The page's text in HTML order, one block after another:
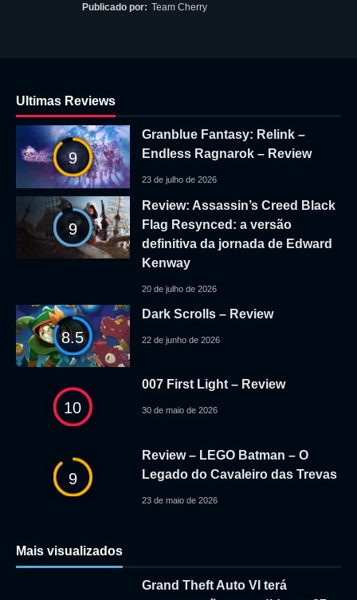
Publicado por: Team Cherry
Ultimas Reviews
9
Granblue Fantasy: Relink –
Endless Ragnarok – Review
23 de julho de 2026
9
Review: Assassin’s Creed Black
Flag Resynced: a versão
definitiva da jornada de Edward
Kenway
20 de julho de 2026
8.5
Dark Scrolls – Review
22 de junho de 2026
10
007 First Light – Review
30 de maio de 2026
9
Review – LEGO Batman – O
Legado do Cavaleiro das Trevas
23 de maio de 2026
Mais visualizados
Grand Theft Auto VI terá